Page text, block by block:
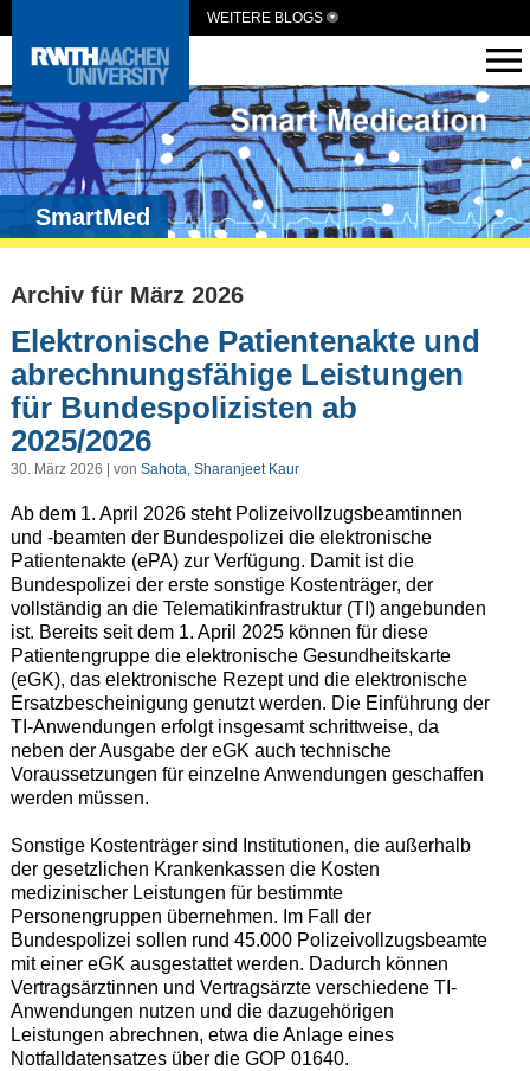
WEITERE BLOGS
SmartMed
Archiv für März 2026
Elektronische Patientenakte und
abrechnungsfähige Leistungen
für Bundespolizisten ab
2025/2026
30. März 2026 | von Sahota, Sharanjeet Kaur
Ab dem 1. April 2026 steht Polizeivollzugsbeamtinnen
und -beamten der Bundespolizei die elektronische
Patientenakte (ePA) zur Verfügung. Damit ist die
Bundespolizei der erste sonstige Kostenträger, der
vollständig an die Telematikinfrastruktur (TI) angebunden
ist. Bereits seit dem 1. April 2025 können für diese
Patientengruppe die elektronische Gesundheitskarte
(eGK), das elektronische Rezept und die elektronische
Ersatzbescheinigung genutzt werden. Die Einführung der
TI-Anwendungen erfolgt insgesamt schrittweise, da
neben der Ausgabe der eGK auch technische
Voraussetzungen für einzelne Anwendungen geschaffen
werden müssen.
Sonstige Kostenträger sind Institutionen, die außerhalb
der gesetzlichen Krankenkassen die Kosten
medizinischer Leistungen für bestimmte
Personengruppen übernehmen. Im Fall der
Bundespolizei sollen rund 45.000 Polizeivollzugsbeamte
mit einer eGK ausgestattet werden. Dadurch können
Vertragsärztinnen und Vertragsärzte verschiedene TI-
Anwendungen nutzen und die dazugehörigen
Leistungen abrechnen, etwa die Anlage eines
Notfalldatensatzes über die GOP 01640.